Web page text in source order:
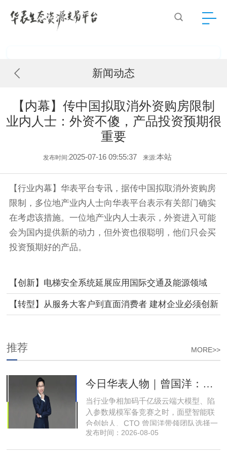
新闻动态
【内幕】传中国拟取消外资购房限制
业内人士：外资不傻，产品投资预期很
重要
发布时间:2025-07-16 09:55:37 来源:本站
【行业内幕】华表平台专讯，据传中国拟取消外资购房
限制，多位地产业内人士向华表平台表示有关部门确实
在考虑该措施。一位地产业内人士表示，外资进入可能
会为国内提供新的动力，但外资也很聪明，他们只会买
投资预期好的产品。
【创新】电梯安全系统延展应用国际交通及能源领域
【转型】从服务大客户到直面消费者 建材企业必须创新
MORE>>
推荐
当行业争相加码千亿级云端大模型、陷
入参数规模军备竞赛之时，面壁智能联
合创始人、CTO 曾国洋带领团队选择一
条小众赛道：深耕端侧轻量化大模型，
发布时间：2026-08-05